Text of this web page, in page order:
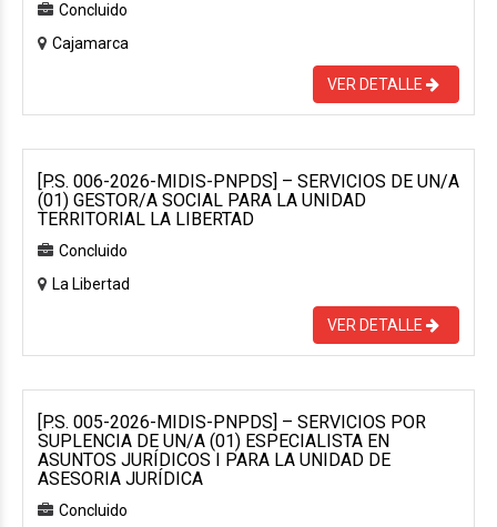
Concluido
Cajamarca
VER DETALLE
[P.S. 006-2026-MIDIS-PNPDS] – SERVICIOS DE UN/A
(01) GESTOR/A SOCIAL PARA LA UNIDAD
TERRITORIAL LA LIBERTAD
Concluido
La Libertad
VER DETALLE
[P.S. 005-2026-MIDIS-PNPDS] – SERVICIOS POR
SUPLENCIA DE UN/A (01) ESPECIALISTA EN
ASUNTOS JURÍDICOS I PARA LA UNIDAD DE
ASESORIA JURÍDICA
Concluido